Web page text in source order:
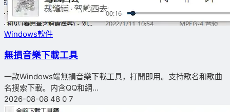
Windows軟件
無損音樂下載工具
一款Windows端無損音樂下載工具，打開即用。支持歌名和歌曲
名搜索下載。内含QQ和網...
2026-08-08 48 0 7